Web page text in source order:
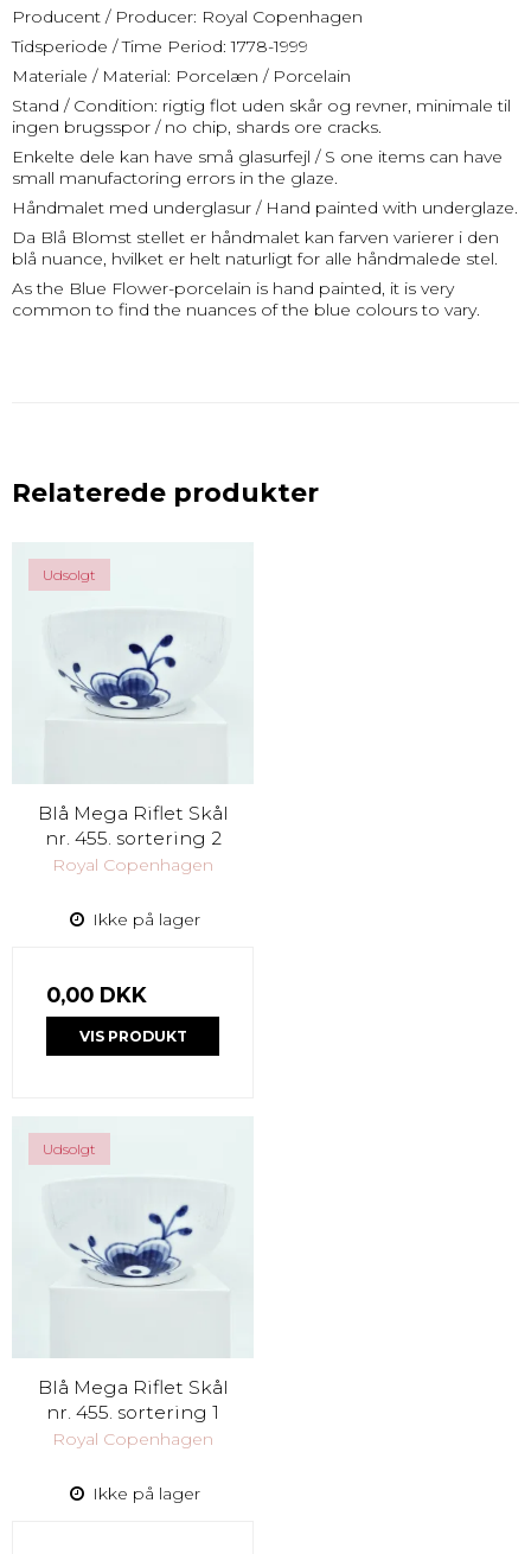
Producent / Producer: Royal Copenhagen
Tidsperiode / Time Period: 1778-1999
Materiale / Material: Porcelæn / Porcelain
Stand / Condition: rigtig flot uden skår og revner, minimale til
ingen brugsspor / no chip, shards ore cracks.
Enkelte dele kan have små glasurfejl / S one items can have
small manufactoring errors in the glaze.
Håndmalet med underglasur / Hand painted with underglaze.
Da Blå Blomst stellet er håndmalet kan farven varierer i den
blå nuance, hvilket er helt naturligt for alle håndmalede stel.
As the Blue Flower-porcelain is hand painted, it is very
common to find the nuances of the blue colours to vary.
Relaterede produkter
Udsolgt
Blå Mega Riflet Skål
nr. 455. sortering 2
Royal Copenhagen
Ikke på lager
0,00 DKK
VIS PRODUKT
Udsolgt
Blå Mega Riflet Skål
nr. 455. sortering 1
Royal Copenhagen
Ikke på lager